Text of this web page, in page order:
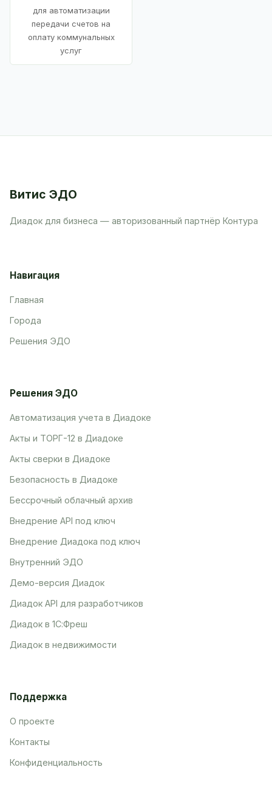
для автоматизации
передачи счетов на
оплату коммунальных
услуг
Витис ЭДО
Диадок для бизнеса — авторизованный партнёр Контура
Навигация
Главная
Города
Решения ЭДО
Решения ЭДО
Автоматизация учета в Диадоке
Акты и ТОРГ-12 в Диадоке
Акты сверки в Диадоке
Безопасность в Диадоке
Бессрочный облачный архив
Внедрение API под ключ
Внедрение Диадока под ключ
Внутренний ЭДО
Демо-версия Диадок
Диадок API для разработчиков
Диадок в 1С:Фреш
Диадок в недвижимости
Поддержка
О проекте
Контакты
Конфиденциальность